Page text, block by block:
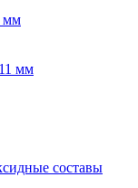
мм
мм
составы